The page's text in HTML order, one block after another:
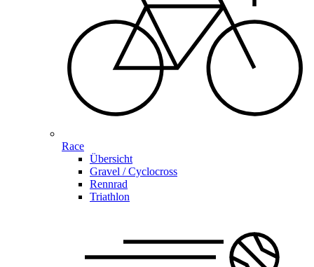
Race
Übersicht
Gravel / Cyclocross
Rennrad
Triathlon